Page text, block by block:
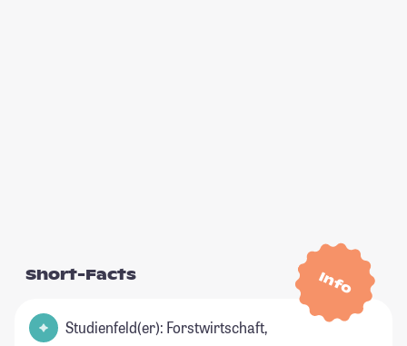
Info
Short-Facts
Studienfeld(er): Forstwirtschaft,